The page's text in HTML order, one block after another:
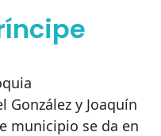
González y Joaquín
municipio se da en